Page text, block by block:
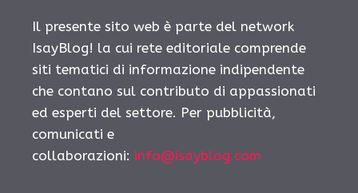
Il presente sito web è parte del network
IsayBlog! la cui rete editoriale comprende
siti tematici di informazione indipendente
che contano sul contributo di appassionati
ed esperti del settore. Per pubblicità,
comunicati e
collaborazioni: info@isayblog.com